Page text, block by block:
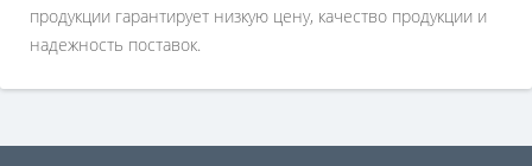
продукции гарантирует низкую цену, качество продукции и
надежность поставок.